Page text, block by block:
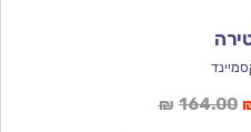
₪ 164.00